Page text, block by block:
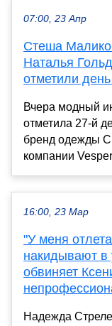
07:00, 23 Апр
Стеша
Наталья
отметили
Вчера модный
отметила 27-й
бренд одежды
компании
16:00, 23 Мар
"У меня
накидывают в
обвиняет
Надежда